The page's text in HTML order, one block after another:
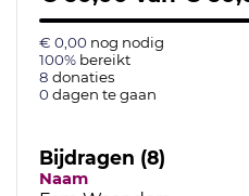
€ 0,00 nog nodig
100% bereikt
8 donaties
0dagen te gaan
Bijdragen (8)
Naam